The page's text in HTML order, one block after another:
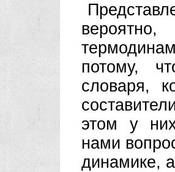
потому,
словаря,
этом у
нами
динамике,